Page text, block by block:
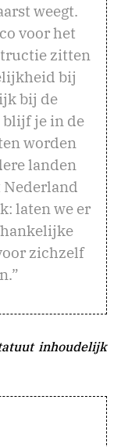
weegt.
voor het
zitten
bij
bij de
blijf je in de
worden
landen
Nederland
laten we er
zichzelf
inhoudelijk